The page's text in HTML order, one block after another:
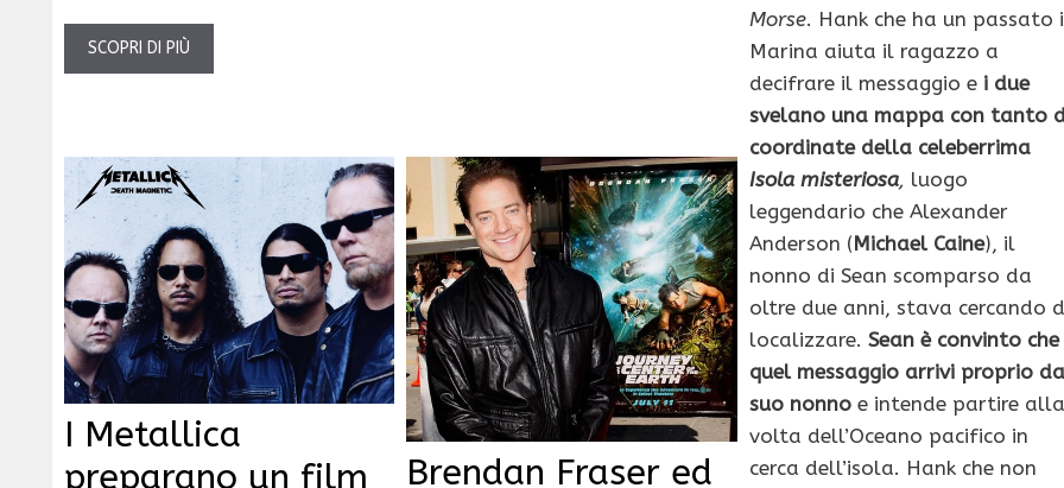
SCOPRI DI PIÙ
Morse. Hank che ha un passato
Marina aiuta il ragazzo a
decifrare il messaggio e i due
svelano una mappa con tanto
coordinate della celeberrima
Isola misteriosa, luogo
leggendario che Alexander
Anderson (Michael Caine), il
nonno di Sean scomparso da
oltre due anni, stava cercando
localizzare. Sean è convinto che
quel messaggio arrivi proprio da
suo nonnoe intende partire alla
volta dell’Oceano pacifico in
cerca dell’isola. Hank che non
I Metallica
preparano un film
Brendan Fraser ed